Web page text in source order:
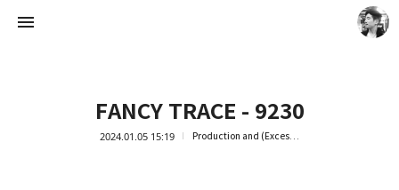
FANCY TRACE - 9230
2024.01.05 15:19 Production and (Excessive) Consumption